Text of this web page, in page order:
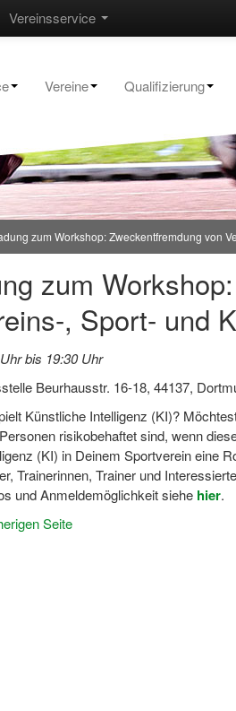
Vereinsservice
Vereine Qualifizierung
zum Workshop: Zweckentfremdung von
zum
, Sport- und
bis 19:30 Uhr
Beurhausstr. 16-18, 44137,
Künstliche Intelligenz (KI)?
risikobehaftet sind, wenn
(KI) in Deinem Sportverein eine
Trainerinnen, Trainer und
und Anmeldemöglichkeit siehe hier.
Seite